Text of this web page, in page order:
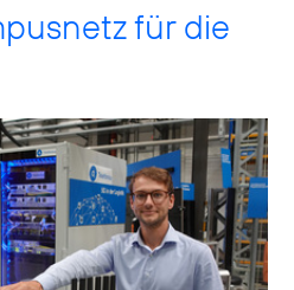
für die